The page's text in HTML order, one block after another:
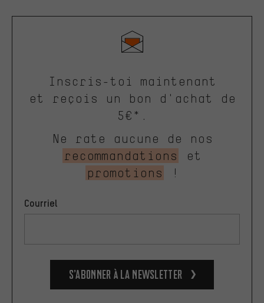
Inscris-toi maintenant
et reçois un bon d'achat de
5€*.
Ne rate aucune de nos
recommandations
et
promotions
!
Courriel
S’abonner à la newsletter